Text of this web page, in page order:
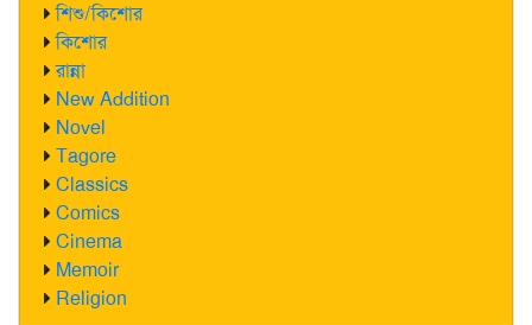
শিশু/কিশোর
কিশোর
রান্না
New Addition
Novel
Tagore
Classics
Comics
Cinema
Memoir
Religion